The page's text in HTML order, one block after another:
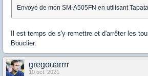
Envoyé de mon SM-A505FN en utilisant
Il est temps de s'y remettre et d'arrêter les
Bouclier.
gregouarrrr
10 oct. 2021